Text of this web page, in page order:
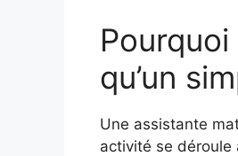
qu’un
Une assistante
activité se